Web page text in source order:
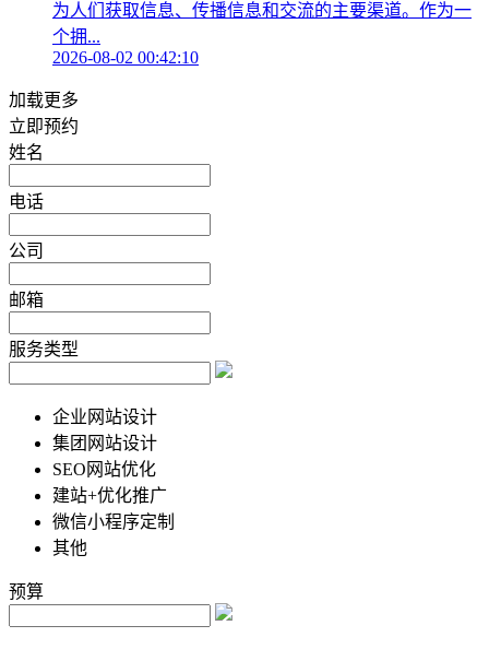
为人们获取信息、传播信息和交流的主要渠道。作为一
个拥...
2026-08-02 00:42:10
加载更多
立即预约
姓名
电话
公司
邮箱
服务类型
企业网站设计
集团网站设计
SEO网站优化
建站+优化推广
微信小程序定制
其他
预算